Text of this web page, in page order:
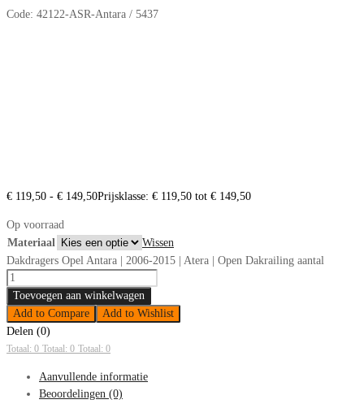
Code: 42122-ASR-Antara / 5437
€ 119,50 - € 149,50Prijsklasse: € 119,50 tot € 149,50
Op voorraad
Materiaal
Wissen
Dakdragers Opel Antara | 2006-2015 | Atera | Open Dakrailing aantal
Toevoegen aan winkelwagen
Add to Compare
Add to Wishlist
Delen (0)
Totaal: 0 Totaal: 0 Totaal: 0
Aanvullende informatie
Beoordelingen (0)